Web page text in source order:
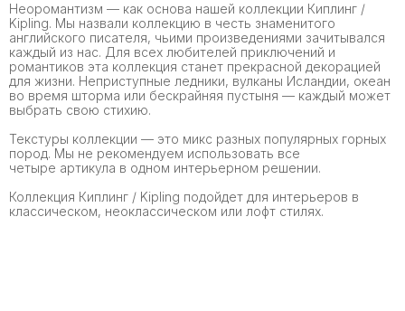
Неоромантизм — как основа нашей коллекции Киплинг /
Kipling. Мы назвали коллекцию в честь знаменитого
английского писателя, чьими произведениями зачитывался
каждый из нас. Для всех любителей приключений и
романтиков эта коллекция станет прекрасной декорацией
для жизни. Неприступные ледники, вулканы Исландии, океан
во время шторма или бескрайняя пустыня — каждый может
выбрать свою стихию.
Текстуры коллекции — это микс разных популярных горных
пород. Мы не рекомендуем использовать все
четыре артикула в одном интерьерном решении.
Коллекция Киплинг / Kipling подойдет для интерьеров в
классическом, неоклассическом или лофт стилях.